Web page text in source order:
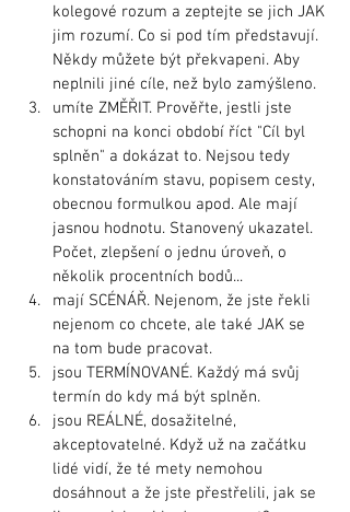
kolegové rozum a zeptejte se jich JAK
jim rozumí. Co si pod tím představují.
Někdy můžete být překvapeni. Aby
neplnili jiné cíle, než bylo zamýšleno.
umíte ZMĚŘIT. Prověřte, jestli jste
schopni na konci období říct "Cíl byl
splněn" a dokázat to. Nejsou tedy
konstatováním stavu, popisem cesty,
obecnou formulkou apod. Ale mají
jasnou hodnotu. Stanovený ukazatel.
Počet, zlepšení o jednu úroveň, o
několik procentních bodů...
mají SCÉNÁŘ. Nejenom, že jste řekli
nejenom co chcete, ale také JAK se
na tom bude pracovat.
jsou TERMÍNOVANÉ. Každý má svůj
termín do kdy má být splněn.
jsou REÁLNÉ, dosažitelné,
akceptovatelné. Když už na začátku
lidé vidí, že té mety nemohou
dosáhnout a že jste přestřelili, jak se